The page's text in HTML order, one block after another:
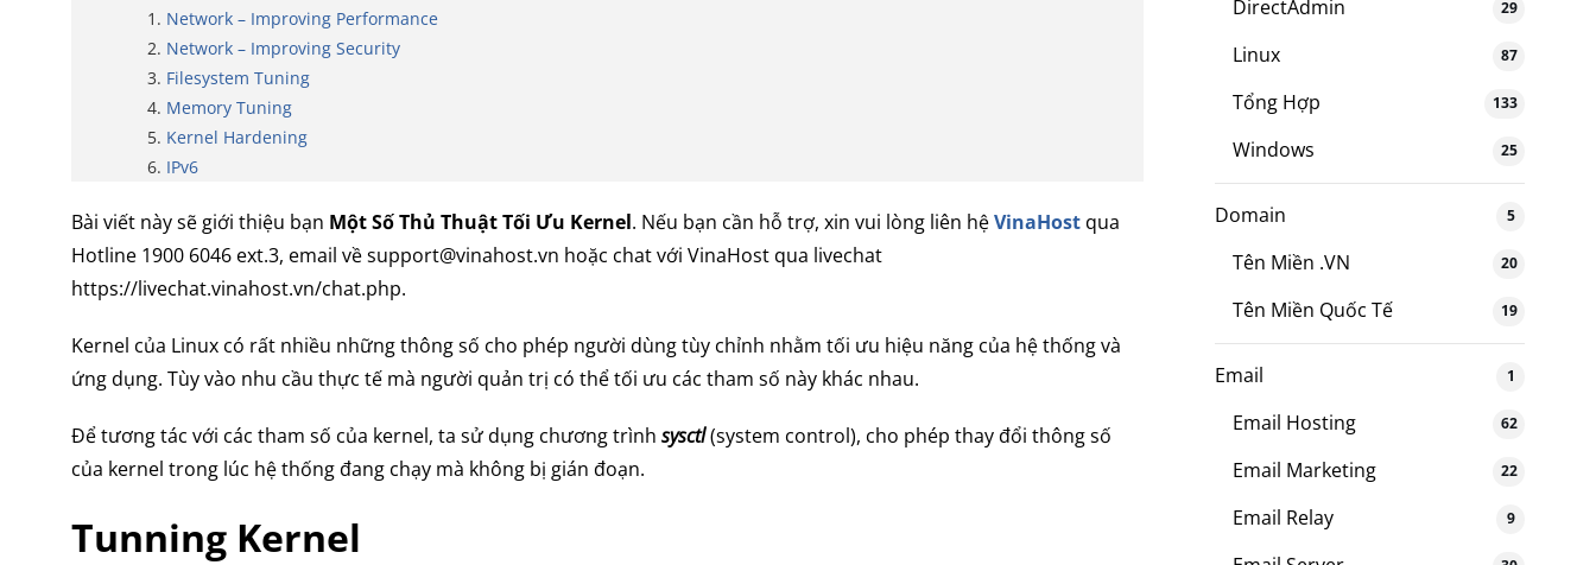
Network – Improving Performance
Network – Improving Security
Filesystem Tuning
Memory Tuning
Kernel Hardening
IPv6
Bài viết này sẽ giới thiệu bạn Một Số Thủ Thuật Tối Ưu Kernel. Nếu bạn cần hỗ trợ, xin vui lòng liên hệVinaHost qua
Hotline 1900 6046 ext.3, email về support@vinahost.vn hoặc chat với VinaHost qua livechat
https://livechat.vinahost.vn/chat.php.
Kernel của Linux có rất nhiều những thông số cho phép người dùng tùy chỉnh nhằm tối ưu hiệu năng của hệ thống và
ứng dụng. Tùy vào nhu cầu thực tế mà người quản trị có thể tối ưu các tham số này khác nhau.
Để tương tác với các tham số của kernel, ta sử dụng chương trình sysctl(system control), cho phép thay đổi thông số
của kernel trong lúc hệ thống đang chạy mà không bị gián đoạn.
Tunning Kernel
DirectAdmin 29
Linux 87
Tổng Hợp 133
Windows 25
Domain 5
Tên Miền .VN 20
Tên Miền Quốc Tế 19
Email 1
Email Hosting 62
Email Marketing 22
Email Relay 9